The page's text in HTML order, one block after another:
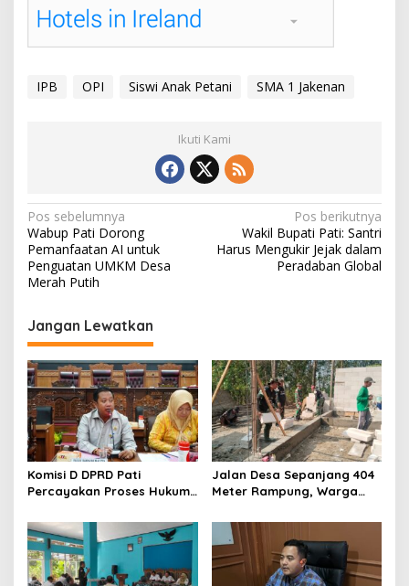
IPB OPI Siswi Anak Petani SMA 1 Jakenan
Ikuti Kami
N
a
v
g
a
s
i
p
o
s
Pos sebelumnya
Wabup Pati Dorong
Pemanfaatan AI untuk
Penguatan UMKM Desa
Merah Putih
Pos berikutnya
Wakil Bupati Pati: Santri
Harus Mengukir Jejak dalam
Peradaban Global
Jangan Lewatkan
Komisi D DPRD Pati
Percayakan Proses Hukum
kepada Polisi
Jalan Desa Sepanjang 404
Meter Rampung, Warga
Rasakan Manfaat